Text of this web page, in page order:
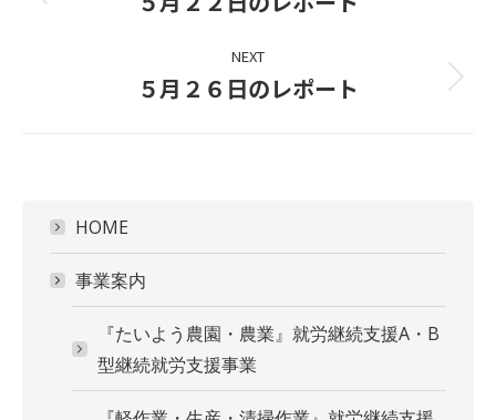
NEXT
Next
５月２６日のレポート
HOME
事業案内
『たいよう農園・農業』就労継続支援A・B
型継続就労支援事業